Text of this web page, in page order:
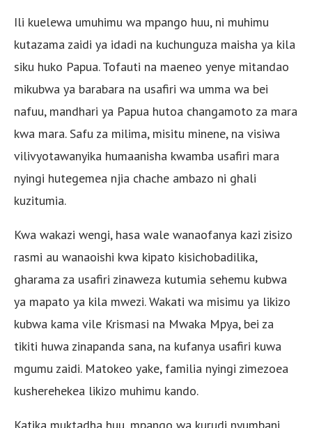
Ili kuelewa umuhimu wa mpango huu, ni muhimu
kutazama zaidi ya idadi na kuchunguza maisha ya kila
siku huko Papua. Tofauti na maeneo yenye mitandao
mikubwa ya barabara na usafiri wa umma wa bei
nafuu, mandhari ya Papua hutoa changamoto za mara
kwa mara. Safu za milima, misitu minene, na visiwa
vilivyotawanyika humaanisha kwamba usafiri mara
nyingi hutegemea njia chache ambazo ni ghali
kuzitumia.
Kwa wakazi wengi, hasa wale wanaofanya kazi zisizo
rasmi au wanaoishi kwa kipato kisichobadilika,
gharama za usafiri zinaweza kutumia sehemu kubwa
ya mapato ya kila mwezi. Wakati wa misimu ya likizo
kubwa kama vile Krismasi na Mwaka Mpya, bei za
tikiti huwa zinapanda sana, na kufanya usafiri kuwa
mgumu zaidi. Matokeo yake, familia nyingi zimezoea
kusherehekea likizo muhimu kando.